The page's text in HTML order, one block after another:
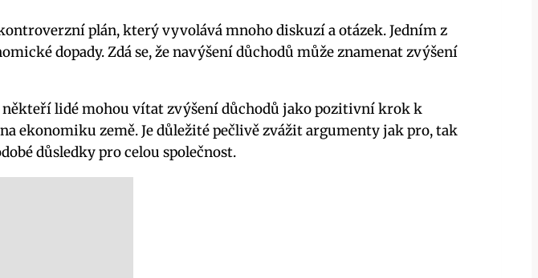
plán, který vyvolává mnoho diskuzí a otázek. Jedním z
dopady. Zdá se, že navýšení důchodů může znamenat zvýšení
lidé mohou vítat zvýšení důchodů jako pozitivní krok k
ekonomiku země. Je důležité pečlivě zvážit argumenty jak pro, tak
důsledky pro celou společnost.